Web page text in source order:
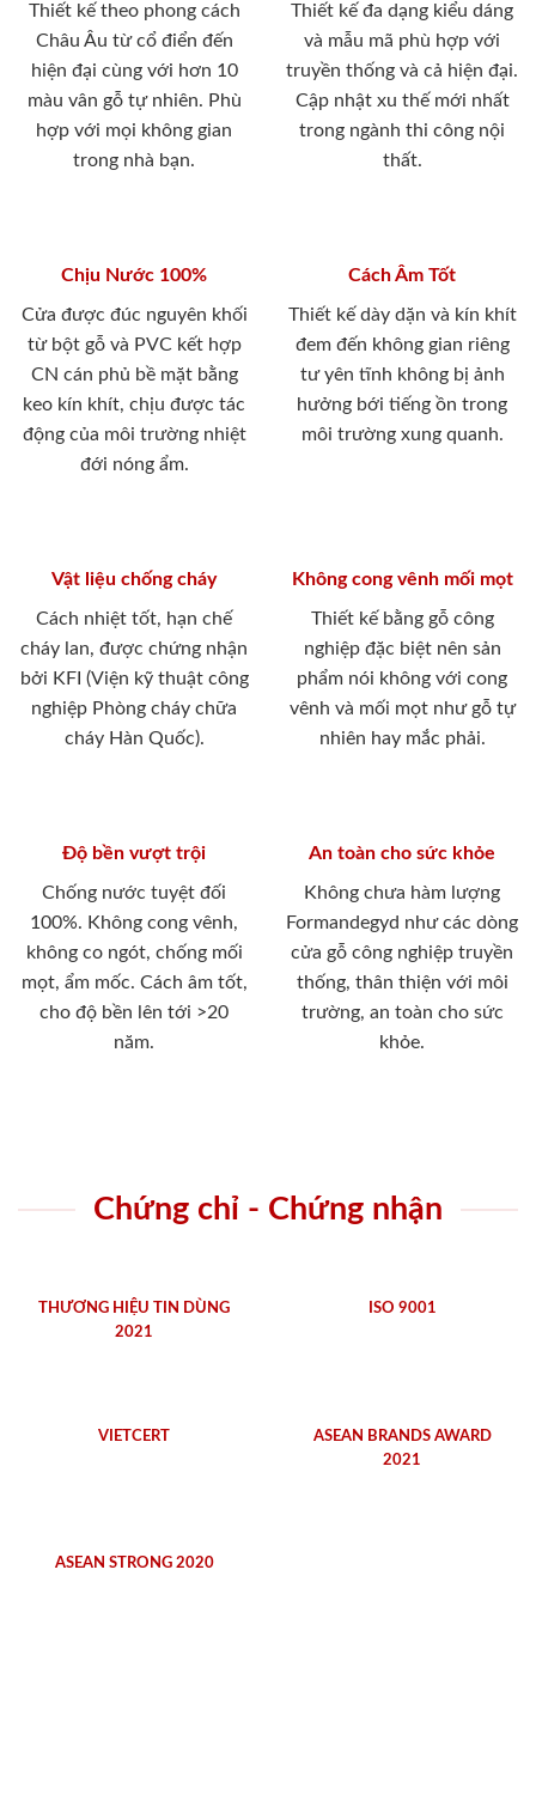
Thiết kế theo phong cách
Châu Âu từ cổ điển đến
hiện đại cùng với hơn 10
màu vân gỗ tự nhiên. Phù
hợp với mọi không gian
trong nhà bạn.
Thiết kế đa dạng kiểu dáng
và mẫu mã phù hợp với
truyền thống và cả hiện đại.
Cập nhật xu thế mới nhất
trong ngành thi công nội
thất.
Chịu Nước 100%
Cửa được đúc nguyên khối
từ bột gỗ và PVC kết hợp
CN cán phủ bề mặt bằng
keo kín khít, chịu được tác
động của môi trường nhiệt
đới nóng ẩm.
Cách Âm Tốt
Thiết kế dày dặn và kín khít
đem đến không gian riêng
tư yên tĩnh không bị ảnh
hưởng bới tiếng ồn trong
môi trường xung quanh.
Vật liệu chống cháy
Cách nhiệt tốt, hạn chế
cháy lan, được chứng nhận
bởi KFI (Viện kỹ thuật công
nghiệp Phòng cháy chữa
cháy Hàn Quốc).
Không cong vênh mối mọt
Thiết kế bằng gỗ công
nghiệp đặc biệt nên sản
phẩm nói không với cong
vênh và mối mọt như gỗ tự
nhiên hay mắc phải.
Độ bền vượt trội
Chống nước tuyệt đối
100%. Không cong vênh,
không co ngót, chống mối
mọt, ẩm mốc. Cách âm tốt,
cho độ bền lên tới >20
năm.
An toàn cho sức khỏe
Không chưa hàm lượng
Formandegyd như các dòng
cửa gỗ công nghiệp truyền
thống, thân thiện với môi
trường, an toàn cho sức
khỏe.
Chứng chỉ - Chứng nhận
THƯƠNG HIỆU TIN DÙNG
2021
ISO 9001
VIETCERT
ASEAN BRANDS AWARD
2021
ASEAN STRONG 2020